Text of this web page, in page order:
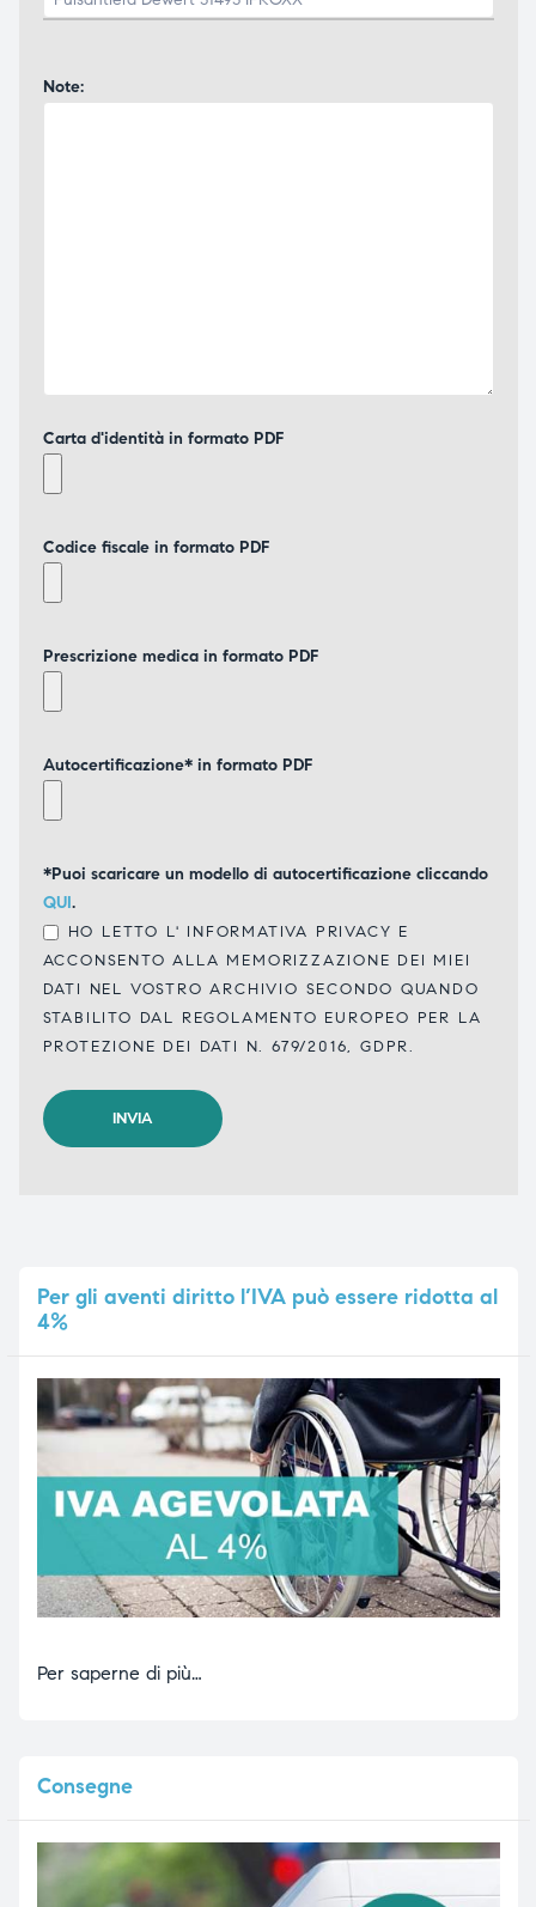
Note:
Carta d'identità in formato PDF
Codice fiscale in formato PDF
Prescrizione medica in formato PDF
Autocertificazione* in formato PDF
*Puoi scaricare un modello di autocertificazione cliccando
QUI.
HO LETTO L' INFORMATIVA PRIVACY E
ACCONSENTO ALLA MEMORIZZAZIONE DEI MIEI
DATI NEL VOSTRO ARCHIVIO SECONDO QUANDO
STABILITO DAL REGOLAMENTO EUROPEO PER LA
PROTEZIONE DEI DATI N. 679/2016, GDPR.
Pergli aventi diritto l’IVA può essere ridotta al
4%
Per saperne di più…
Consegne